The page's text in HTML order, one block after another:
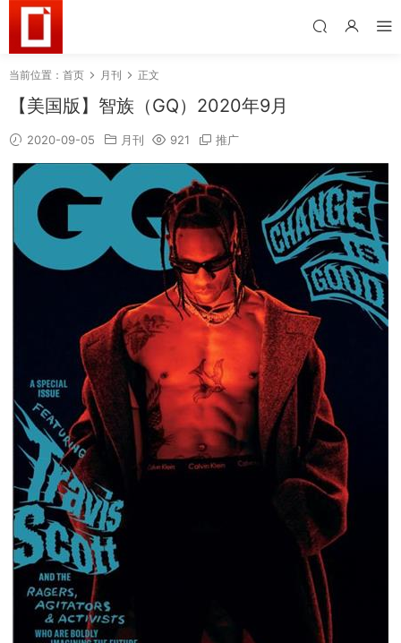
当前位置： 首页 月刊 正文
【美国版】智族（GQ）2020年9月
2020-09-05 月刊 921 推广